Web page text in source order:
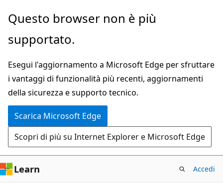
Ignora
passa
contenuto
principale
Questo browser non è più
supportato.
Esegui l'aggiornamento a Microsoft Edge per sfruttare
i vantaggi di funzionalità più recenti, aggiornamenti
della sicurezza e supporto tecnico.
Scarica Microsoft Edge
Scopri di più su Internet Explorer e Microsoft Edge
Learn Accedi